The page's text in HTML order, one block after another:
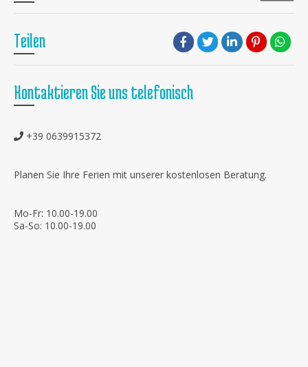
Teilen
Kontaktieren Sie uns telefonisch
+39 0639915372
Planen Sie Ihre Ferien mit unserer kostenlosen Beratung.
Mo-Fr: 10.00-19.00
Sa-So: 10.00-19.00